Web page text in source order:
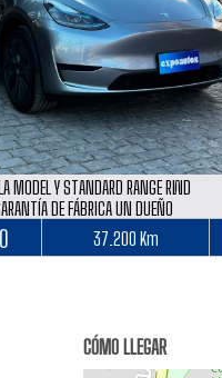
MODEL Y STANDARD RANGE RWD
DE FÁBRICA UN DUEÑO
37.200 Km
CÓMO LLEGAR